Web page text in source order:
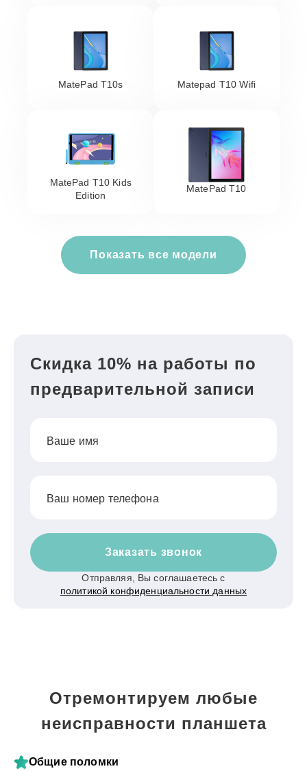
MatePad T10s Matepad T10 Wifi
MatePad T10 Kids
Edition
MatePad T10
Показать все модели
Скидка 10% на работы по
предварительной записи
Ваше имя
Ваш номер телефона
Заказать звонок
Отправляя, Вы соглашаетесь с
политикой конфиденциальности данных
Отремонтируем любые
неисправности планшета
Общие поломки